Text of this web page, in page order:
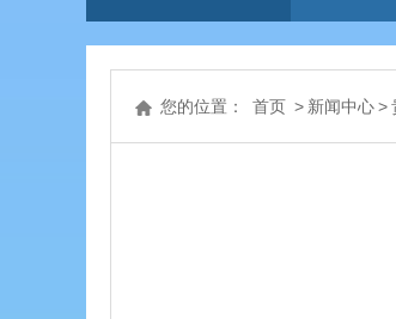
您的位置： 首页 > 新闻中心>